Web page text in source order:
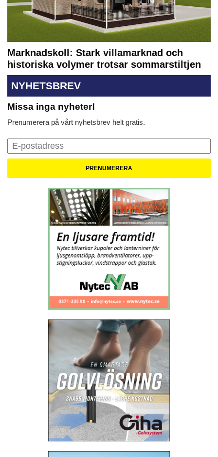
Marknadskoll: Stark villamarknad och
historiska volymer trotsar sommarstiltjen
NYHETSBREV
Missa inga nyheter!
Prenumerera på vårt nyhetsbrev helt gratis.